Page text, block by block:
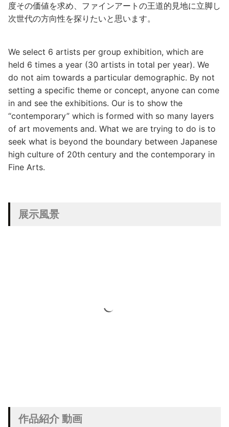
度その価値を求め、ファインアートの王道的見地に立脚し
次世代の方向性を探りたいと思います。
We select 6 artists per group exhibition, which are
held 6 times a year (30 artists in total per year). We
do not aim towards a particular demographic. By not
setting a specific theme or concept, anyone can come
in and see the exhibitions. Our is to show the
“contemporary” which is formed with so many layers
of art movements and. What we are trying to do is to
seek what is beyond the boundary between Japanese
high culture of 20th century and the contemporary in
Fine Arts.
展示風景
作品紹介 動画